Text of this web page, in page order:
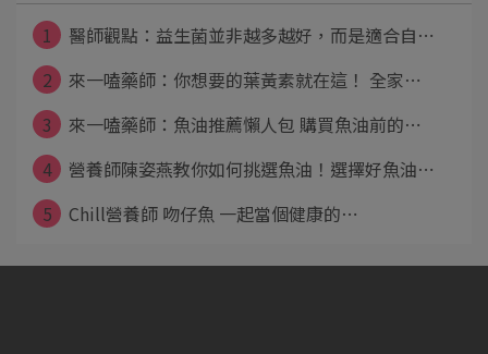
1
醫師觀點：益生菌並非越多越好，而是適合自⋯
2
來一嗑藥師：你想要的葉黃素就在這！ 全家⋯
3
來一嗑藥師：魚油推薦懶人包 購買魚油前的⋯
4
營養師陳姿燕教你如何挑選魚油！選擇好魚油⋯
5
Chill營養師 吻仔魚 一起當個健康的⋯